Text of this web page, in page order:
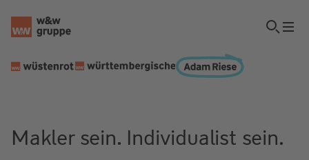
Makler sein. Individualist sein.